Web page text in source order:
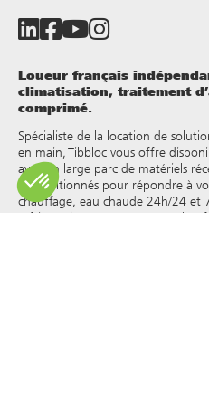
Loueur français
climatisation, traitement
comprimé.
Spécialiste de la location de
en main, Tibbloc vous offre
avec un large parc de matériels
reconditionnés pour répondre à
chauffage, eau chaude 24h/24 et
réfrigération, vapeur, eau